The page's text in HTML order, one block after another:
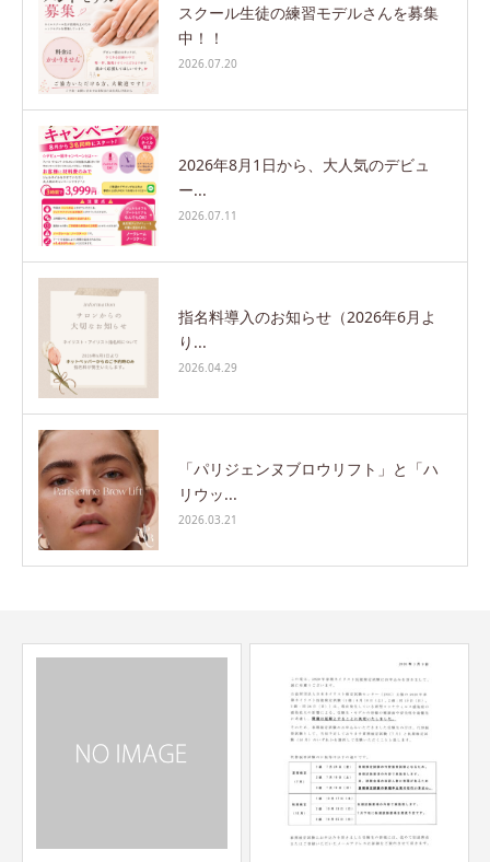
スクール生徒の練習モデルさんを募集
中！！
2026.07.20
2026年8月1日から、大人気のデビュ
ー...
2026.07.11
指名料導入のお知らせ（2026年6月よ
り...
2026.04.29
「パリジェンヌブロウリフト」と「ハ
リウッ...
2026.03.21